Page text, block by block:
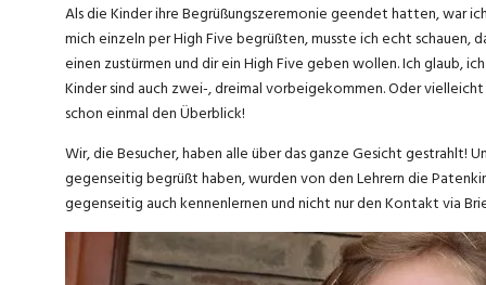
Als die Kinder ihre Begrüßungszeremonie geendet hatten, war
mich einzeln per High Five begrüßten, musste ich echt schauen,
einen zustürmen und dir ein High Five geben wollen. Ich glaub,
Kinder sind auch zwei-, dreimal vorbeigekommen. Oder
schon einmal den Überblick!
Wir, die Besucher, haben alle über das ganze Gesicht gestrahlt!
gegenseitig begrüßt haben, wurden von den Lehrern die
gegenseitig auch kennenlernen und nicht nur den Kontakt via